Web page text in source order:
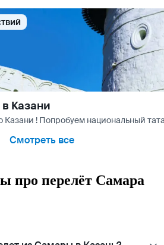
Казани
! Попробуем национальный
Смотреть все
про перелёт Самара